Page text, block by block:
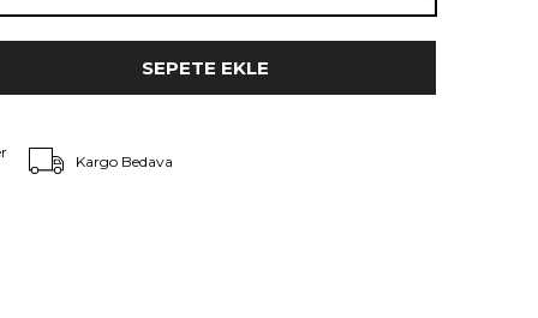
Kargo Bedava